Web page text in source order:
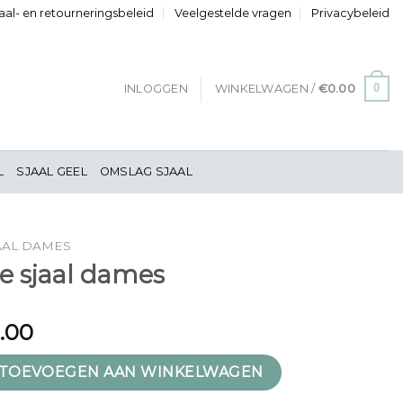
en retourneringsbeleid Veelgestelde vragen Privacybeleid
INLOGGEN WINKELWAGEN / €0.00 0
SJAAL GEEL OMSLAG SJAAL
DAMES
sjaal dames
aantal
TOEVOEGEN AAN WINKELWAGEN